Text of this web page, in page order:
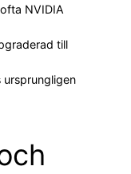
NVIDIA
till
ursprungligen